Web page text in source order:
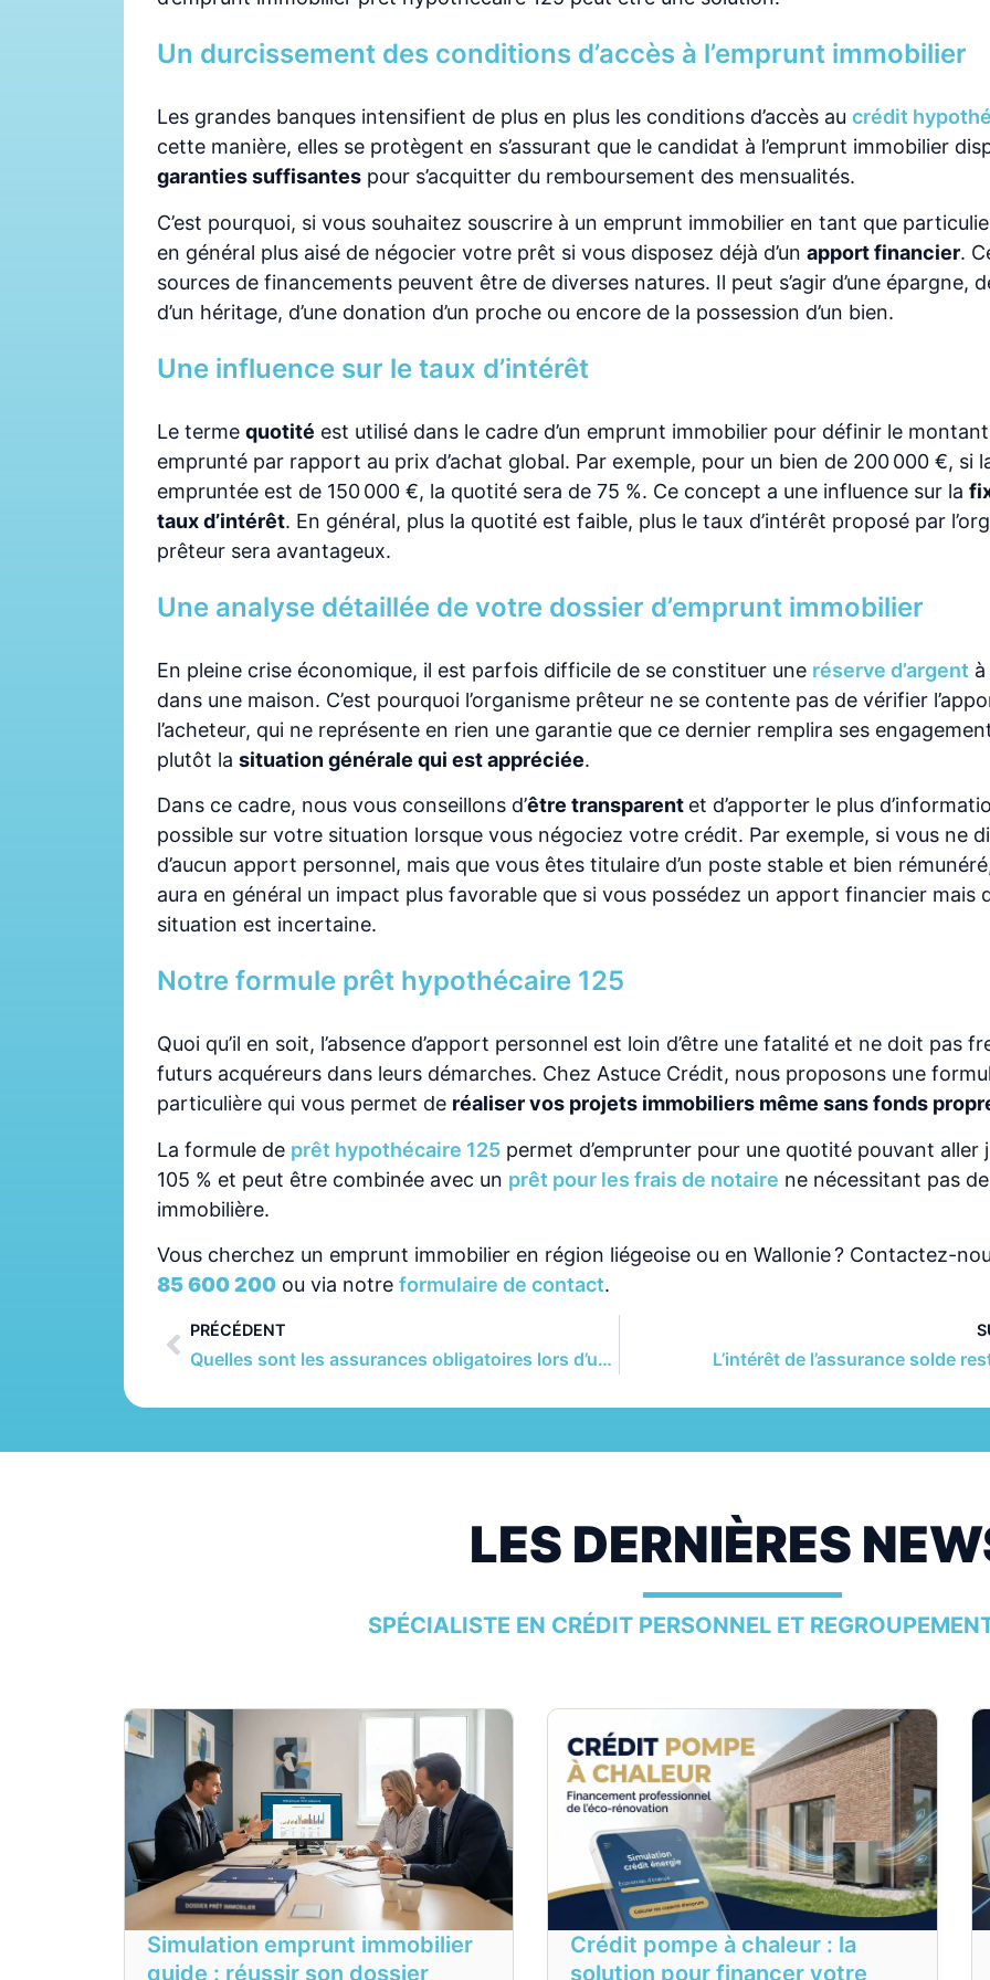
Un durcissement des conditions d’accès à l’emprunt immobilier
Les grandes banques intensifient de plus en plus les conditions d’accès au crédit
cette manière, elles se protègent en s’assurant que le candidat à l’emprunt immobilier
garanties suffisantes pour s’acquitter du remboursement des mensualités.
C’est pourquoi, si vous souhaitez souscrire à un emprunt immobilier en tant que
en général plus aisé de négocier votre prêt si vous disposez déjà d’un apport financier.
sources de financements peuvent être de diverses natures. Il peut s’agir d’une épargne,
d’un héritage, d’une donation d’un proche ou encore de la possession d’un bien.
Une influence sur le taux d’intérêt
Le terme quotité est utilisé dans le cadre d’un emprunt immobilier pour définir le montant
emprunté par rapport au prix d’achat global. Par exemple, pour un bien de 200 000 €, si
empruntée est de 150 000 €, la quotité sera de 75 %. Ce concept a une influence sur la
taux d’intérêt. En général, plus la quotité est faible, plus le taux d’intérêt proposé par
prêteur sera avantageux.
Une analyse détaillée de votre dossier d’emprunt immobilier
En pleine crise économique, il est parfois difficile de se constituer une réserve d’argent
dans une maison. C’est pourquoi l’organisme prêteur ne se contente pas de vérifier
l’acheteur, qui ne représente en rien une garantie que ce dernier remplira ses
plutôt la situation générale qui est appréciée.
Dans ce cadre, nous vous conseillons d’être transparent et d’apporter le plus
possible sur votre situation lorsque vous négociez votre crédit. Par exemple, si vous ne
d’aucun apport personnel, mais que vous êtes titulaire d’un poste stable et bien
aura en général un impact plus favorable que si vous possédez un apport financier mais
situation est incertaine.
Notre formule prêt hypothécaire 125
Quoi qu’il en soit, l’absence d’apport personnel est loin d’être une fatalité et ne doit pas
futurs acquéreurs dans leurs démarches. Chez Astuce Crédit, nous proposons une
particulière qui vous permet de réaliser vos projets immobiliers même sans fonds
La formule de prêt hypothécaire 125 permet d’emprunter pour une quotité pouvant aller
105 % et peut être combinée avec un prêt pour les frais de notaire ne nécessitant pas
immobilière.
Vous cherchez un emprunt immobilier en région liégeoise ou en Wallonie ? Contactez-
85 600 200 ou via notre formulaire de contact.
PRÉCÉDENT
Quelles sont les assurances obligatoires lors d’un crédit hypothécaire ? L’intérêt de l’assurance solde
LES DERNIÈRES
SPÉCIALISTE EN CRÉDIT PERSONNEL ET
Simulation emprunt immobilier
guide : réussir son dossier
Crédit pompe à chaleur : la
solution pour financer votre